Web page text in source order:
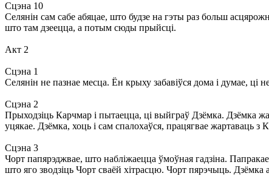
Сцэна 10
Селянін сам сабе абяцае, што будзе на гэты раз больш
што там дзеецца, а потым сюды прыйсці.
Акт 2
Сцэна 1
Селянін не пазнае месца. Ён крыху забавіўся дома і думае,
Сцэна 2
Прыходзіць Карчмар і пытаецца, ці выйграў Дзёмка. Дзёмка
уцякае. Дзёмка, хоць і сам спалохаўся, працягвае жартаваць з
Сцэна 3
Чорт папярэджвае, што набліжаецца ўмоўная гадзіна.
што яго зводзіць Чорт сваёй хітрасцю. Чорт пярэчыць. Дзёмка